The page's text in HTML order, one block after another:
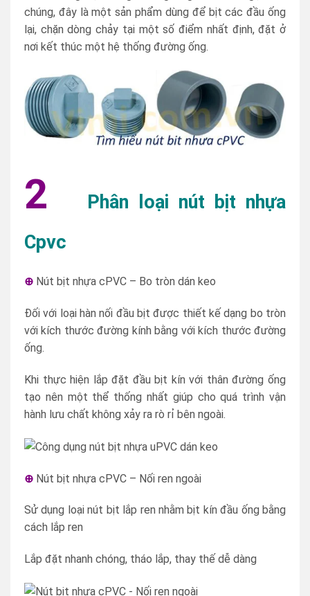
chúng, đây là một sản phẩm dùng để bịt các đầu ống
lại, chặn dòng chảy tại một số điểm nhất định, đặt ở
nơi kết thúc một hệ thống đường ống.
2
Phân loại nút bịt nhựa
Cpvc
⊕ Nút bịt nhựa cPVC – Bo tròn dán keo
Đối với loại hàn nối đầu bịt được thiết kế dạng bo tròn
với kích thước đường kính bằng với kích thước đường
ống.
Khi thực hiện lắp đặt đầu bịt kín với thân đường ống
tạo nên một thể thống nhất giúp cho quá trình vận
hành lưu chất không xảy ra rò rỉ bên ngoài.
⊕ Nút bịt nhựa cPVC – Nối ren ngoài
Sử dụng loại nút bịt lắp ren nhằm bịt kín đầu ống bằng
cách lắp ren
Lắp đặt nhanh chóng, tháo lắp, thay thế dễ dàng